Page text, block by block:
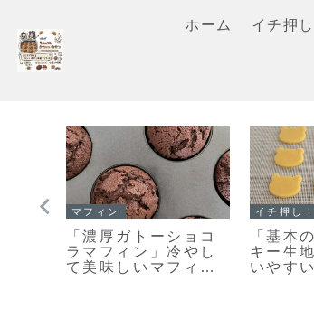
ホーム イチ押し
イチ押し！！
【レシピ】お手軽ス
コーン改良版♡さら
に美味しくなりまし
クッキー
また食
味しさ
さんの